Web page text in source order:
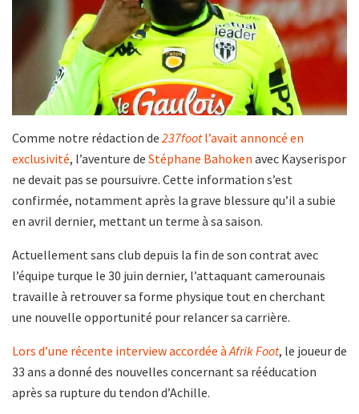
Comme notre rédaction de 237footl’avait annoncé en
exclusivité, l’aventure de Stéphane Bahoken avec Kayserispor
ne devait pas se poursuivre. Cette information s’est
confirmée, notamment après la grave blessure qu’il a subie
en avril dernier, mettant un terme à sa saison.
Actuellement sans club depuis la fin de son contrat avec
l’équipe turque le 30 juin dernier, l’attaquant camerounais
travaille à retrouver sa forme physique tout en cherchant
une nouvelle opportunité pour relancer sa carrière.
Lors d’une récente interview accordée àAfrik Foot, le joueur de
33 ans a donné des nouvelles concernant sa rééducation
après sa rupture du tendon d’Achille.